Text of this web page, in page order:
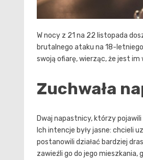
W nocy z 21 na 22 listopada
brutalnego ataku na 18-
swoją ofiarę, wierząc, że jest im
Zuchwała
Dwaj napastnicy, którzy
Ich intencje były jasne: chcieli
postanowili działać bardziej
zawieźli go do jego mieszkania,